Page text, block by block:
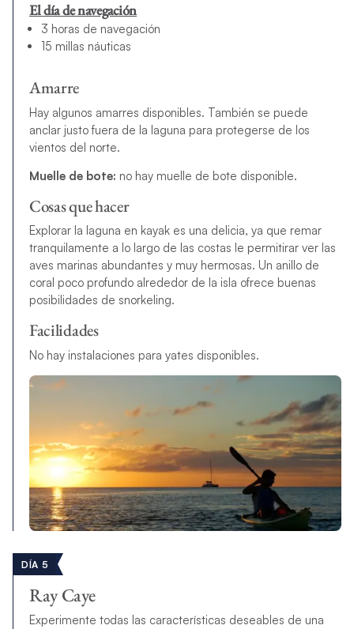
El día de navegación
3 horas de navegación
15 millas náuticas
Amarre
Hay algunos amarres disponibles. También se puede
anclar justo fuera de la laguna para protegerse de los
vientos del norte.
Muelle de bote: no hay muelle de bote disponible.
Cosas que hacer
Explorar la laguna en kayak es una delicia, ya que remar
tranquilamente a lo largo de las costas le permitirar ver las
aves marinas abundantes y muy hermosas. Un anillo de
coral poco profundo alrededor de la isla ofrece buenas
posibilidades de snorkeling.
Facilidades
No hay instalaciones para yates disponibles.
DÍA 5
Ray Caye
Experimente todas las características deseables de una